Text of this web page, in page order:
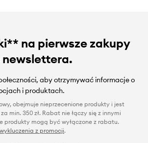
na pierwsze zakupy
newslettera.
aby otrzymywać informacje o
i produktach.
obejmuje nieprzecenione produkty i jest
min. 350 zł. Rabat nie łączy się z innymi
produkty mogą być wyłączone z rabatu.
wykluczenia z promocji.